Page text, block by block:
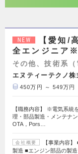
NEW
【愛知/
全エンジニア
その他、技術系（
エヌティーテクノ株
450万円 ～ 549万円
【職務内容】 ※電気系統
理・部品製造・メンテナ
OTA，Pors…
会社概要
【事業内容
製造 ■エンジン部品の製